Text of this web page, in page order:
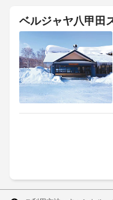
ベルジャヤ八甲田